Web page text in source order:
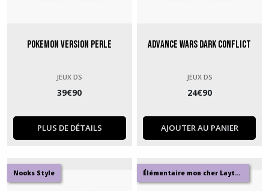
Pokemon version Perle
JEUX DS
39€90
PLUS DE DÉTAILS
Advance Wars Dark Conflict
JEUX DS
24€90
AJOUTER AU PANIER
Nooks Style Élémentaire mon cher Layton